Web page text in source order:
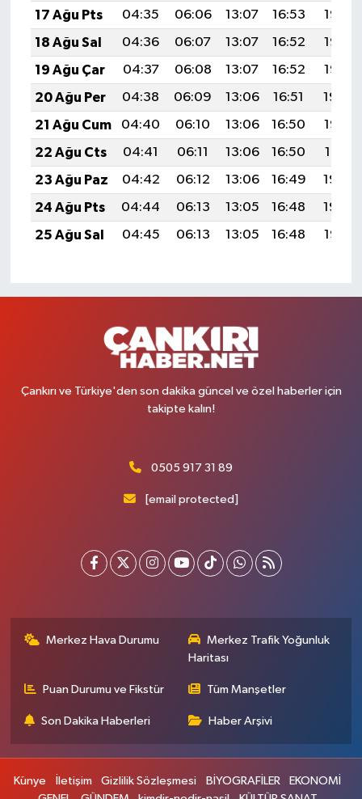
17 Ağu Pts
04:35 06:06 13:07 16:53
19:58
18 Ağu Sal
04:36 06:07 13:07 16:52
19:57
19 Ağu Çar
04:37 06:08 13:07 16:52
19:55
20 Ağu Per
04:38 06:09 13:06 16:51
19:54
21 Ağu Cum
04:40 06:10 13:06 16:50
19:52
22 Ağu Cts
04:41 06:11 13:06 16:50
19:51
23 Ağu Paz
04:42 06:12 13:06 16:49
19:50
24 Ağu Pts
04:44 06:13 13:05 16:48
19:48
25 Ağu Sal
04:45 06:13 13:05 16:48 19:47
Çankırı ve Türkiye'den son dakika güncel ve özel haberler için
takipte kalın!
0505 917 31 89
[email protected]
Merkez Hava Durumu
Merkez Trafik Yoğunluk
Haritası
Puan Durumu ve Fikstür Tüm Manşetler
Son Dakika Haberleri Haber Arşivi
Künye İletişim Gizlilik Sözleşmesi BİYOGRAFİLER
EKONOMİ